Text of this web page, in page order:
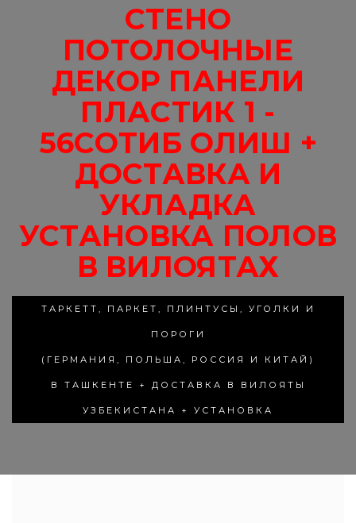
СТЕНО
ПОТОЛОЧНЫЕ
ДЕКОР ПАНЕЛИ
ПЛАСТИК 1 -
56СОТИБ ОЛИШ +
ДОСТАВКА И
УКЛАДКА
УСТАНОВКА ПОЛОВ
В ВИЛОЯТАХ
ТАРКЕТТ, ПАРКЕТ, ПЛИНТУСЫ, УГОЛКИ И
ПОРОГИ
(ГЕРМАНИЯ, ПОЛЬША, РОССИЯ И КИТАЙ)
В ТАШКЕНТЕ + ДОСТАВКА В ВИЛОЯТЫ
УЗБЕКИСТАНА + УСТАНОВКА